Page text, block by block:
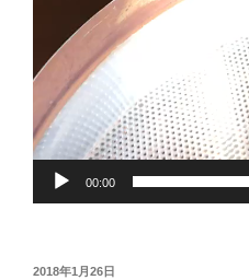
00:00
投
2018年1月26日